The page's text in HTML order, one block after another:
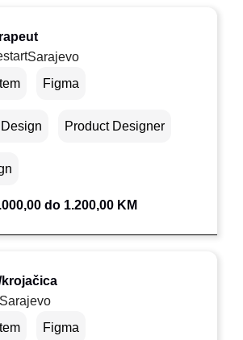
Sarajevo
Figma
Product Designer
do 1.200,00 KM
krojačica
Figma